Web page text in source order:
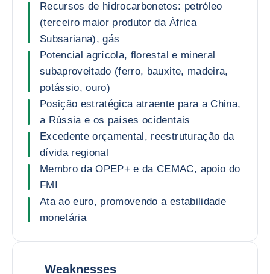
Recursos de hidrocarbonetos: petróleo
(terceiro maior produtor da África
Subsariana), gás
Potencial agrícola, florestal e mineral
subaproveitado (ferro, bauxite, madeira,
potássio, ouro)
Posição estratégica atraente para a China,
a Rússia e os países ocidentais
Excedente orçamental, reestruturação da
dívida regional
Membro da OPEP+ e da CEMAC, apoio do
FMI
Ata ao euro, promovendo a estabilidade
monetária
Weaknesses